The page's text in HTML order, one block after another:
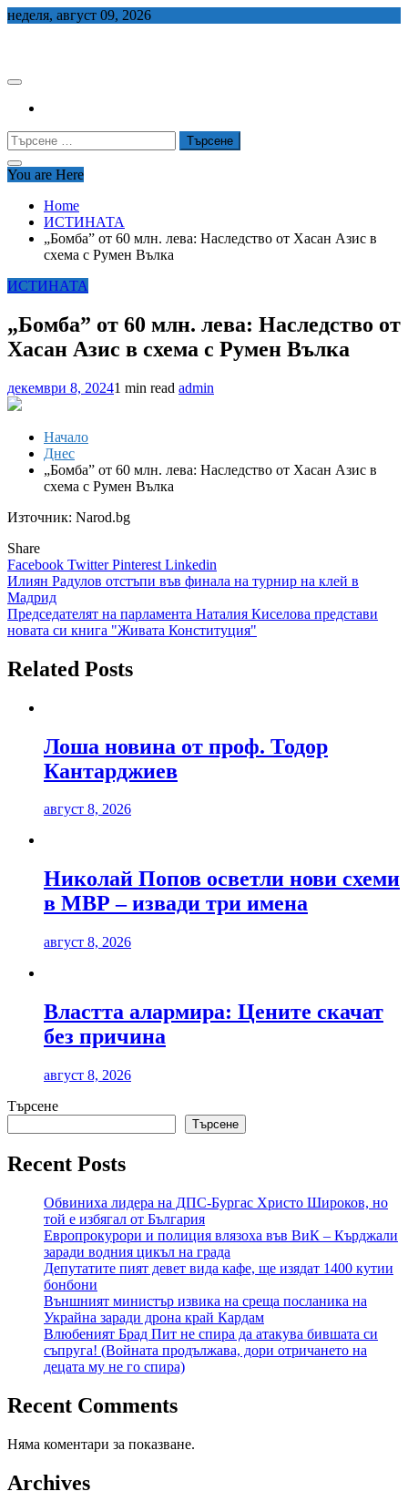
Skip
неделя, август 09, 2026
Търсене
за:
You are Here
Home
ИСТИНАТА
„Бомба” от 60 млн. лева: Наследство от Хасан Азис в
схема с Румен Вълка
ИСТИНАТА
„Бомба” от 60 млн. лева: Наследство от
Хасан Азис в схема с Румен Вълка
декември 8, 20241 min read admin
Начало
Днес
„Бомба” от 60 млн. лева: Наследство от Хасан Азис в
схема с Румен Вълка
Източник: Narod.bg
Share
Facebook TwitterPinterest Linkedin
Навигация
Илиян Радулов отстъпи във финала на турнир на клей в
Мадрид
Председателят на парламента Наталия Киселова представи
новата си книга "Живата Конституция"
Related Posts
Лоша новина от проф. Тодор
Кантарджиев
август 8, 2026
Николай Попов осветли нови схеми
в МВР – извади три имена
август 8, 2026
Властта алармира: Цените скачат
без причина
август 8, 2026
Търсене
Търсене
Recent Posts
Обвиниха лидера на ДПС-Бургас Христо Широков, но
той е избягал от България
Европрокурори и полиция влязоха във ВиК – Кърджали
заради водния цикъл на града
Депутатите пият девет вида кафе, ще изядат 1400 кутии
бонбони
Външният министър извика на среща посланика на
Украйна заради дрона край Кардам
Влюбеният Брад Пит не спира да атакува бившата си
съпруга! (Войната продължава, дори отричането на
децата му не го спира)
Recent Comments
Няма коментари за показване.
Archives